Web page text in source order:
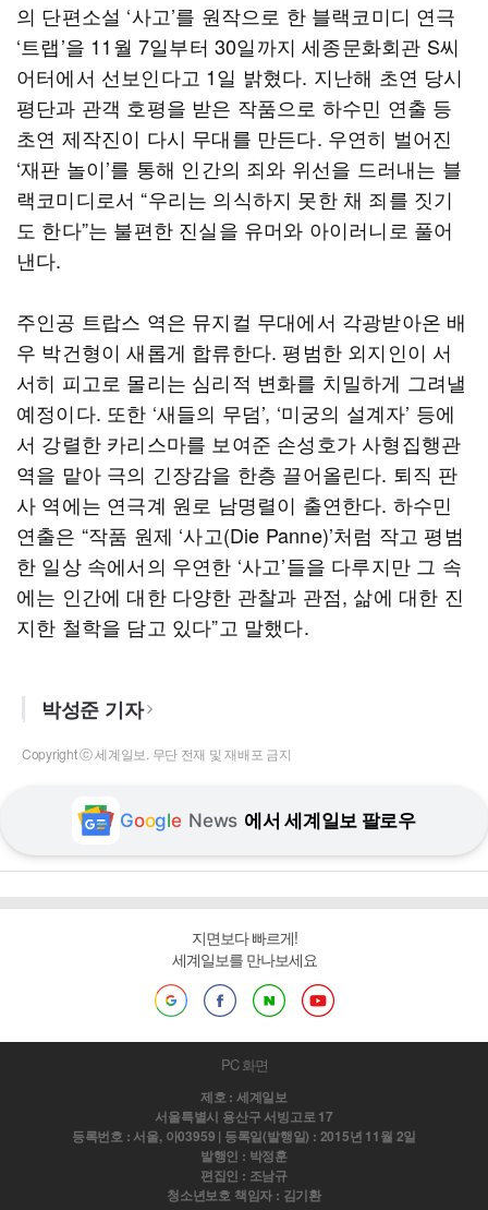
의 단편소설 ‘사고’를 원작으로 한 블랙코미디 연극
‘트랩’을 11월 7일부터 30일까지 세종문화회관 S씨
어터에서 선보인다고 1일 밝혔다. 지난해 초연 당시
평단과 관객 호평을 받은 작품으로 하수민 연출 등
초연 제작진이 다시 무대를 만든다. 우연히 벌어진
‘재판 놀이’를 통해 인간의 죄와 위선을 드러내는 블
랙코미디로서 “우리는 의식하지 못한 채 죄를 짓기
도 한다”는 불편한 진실을 유머와 아이러니로 풀어
낸다.
주인공 트랍스 역은 뮤지컬 무대에서 각광받아온 배
우 박건형이 새롭게 합류한다. 평범한 외지인이 서
서히 피고로 몰리는 심리적 변화를 치밀하게 그려낼
예정이다. 또한 ‘새들의 무덤’, ‘미궁의 설계자’ 등에
서 강렬한 카리스마를 보여준 손성호가 사형집행관
역을 맡아 극의 긴장감을 한층 끌어올린다. 퇴직 판
사 역에는 연극계 원로 남명렬이 출연한다. 하수민
연출은 “작품 원제 ‘사고(Die Panne)’처럼 작고 평범
한 일상 속에서의 우연한 ‘사고’들을 다루지만 그 속
에는 인간에 대한 다양한 관찰과 관점, 삶에 대한 진
지한 철학을 담고 있다”고 말했다.
박성준 기자
Copyright ⓒ 세계일보. 무단 전재 및 재배포 금지
Google News 에서 세계일보 팔로우
지면보다 빠르게!
세계일보를 만나보세요
PC 화면
제호 : 세계일보
서울특별시 용산구 서빙고로 17
등록번호 : 서울, 아03959 | 등록일(발행일) : 2015년 11월 2일
발행인 : 박정훈
편집인 : 조남규
청소년보호 책임자 : 김기환